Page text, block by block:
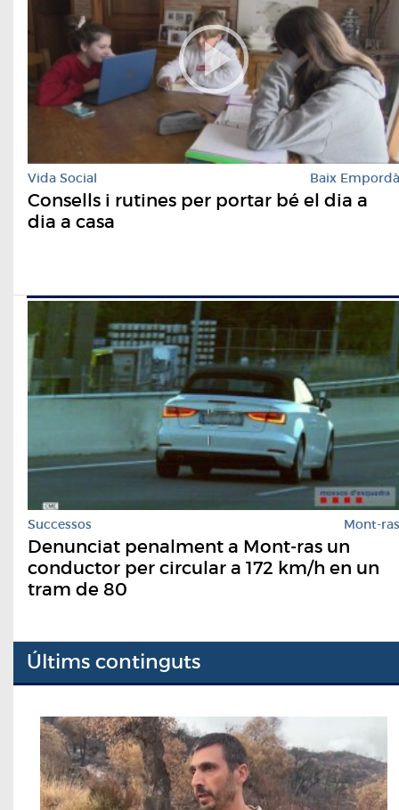
Vida Social Baix Empordà
Consells i rutines per portar bé el dia a
dia a casa
Successos Mont-ras
Denunciat penalment a Mont-ras un
conductor per circular a 172 km/h en un
tram de 80
Últims continguts